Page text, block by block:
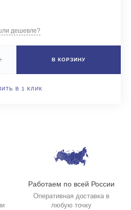
дешевле?
В КОРЗИНУ
В 1 КЛИК
Работаем по всей России
Оперативная доставка в
любую точку